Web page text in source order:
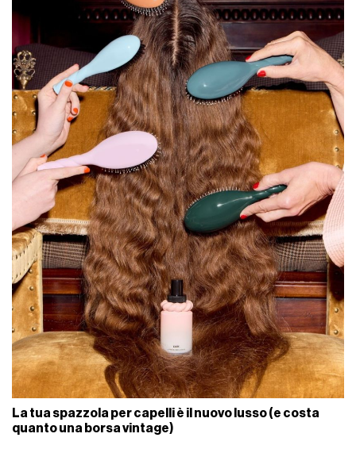
La tua spazzola per capelli è il nuovo lusso (e costa
quanto una borsa vintage)